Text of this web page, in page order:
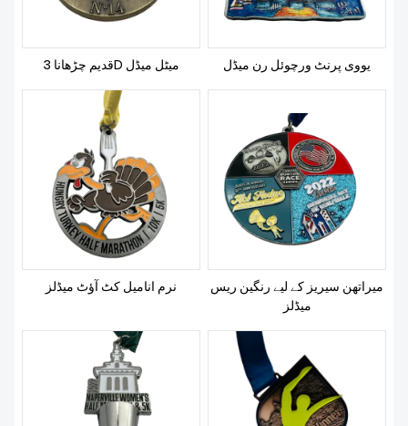
قدیم چڑھانا 3D میٹل میڈل یووی پرنٹ ورچوئل رن میڈل
نرم انامیل کٹ آؤٹ میڈلز
میراتھن سیریز کے لیے رنگین ریس
میڈلز